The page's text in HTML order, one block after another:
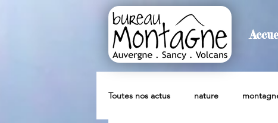
Toutes nos actus nature